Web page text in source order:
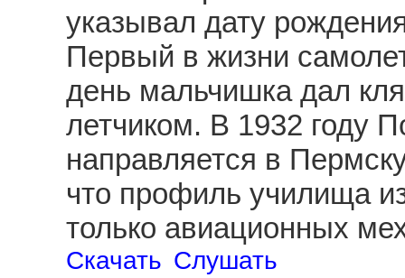
указывал дату
Первый в жизни
день мальчишка дал
летчиком. В 1932 году
направляется в
что профиль училища
только авиационных
Скачать Слушать